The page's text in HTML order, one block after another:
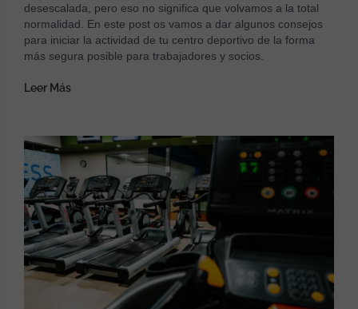
desescalada, pero eso no significa que volvamos a la total
normalidad. En este post os vamos a dar algunos consejos
para iniciar la actividad de tu centro deportivo de la forma
más segura posible para trabajadores y socios.
Leer Más